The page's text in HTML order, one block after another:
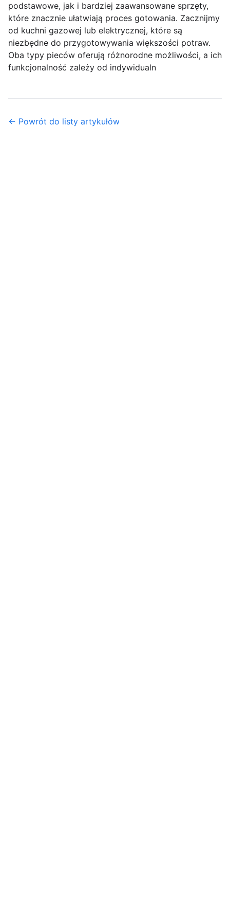
podstawowe, jak i bardziej zaawansowane sprzęty,
które znacznie ułatwiają proces gotowania. Zacznijmy
od kuchni gazowej lub elektrycznej, które są
niezbędne do przygotowywania większości potraw.
Oba typy pieców oferują różnorodne możliwości, a ich
funkcjonalność zależy od indywidualn
← Powrót do listy artykułów